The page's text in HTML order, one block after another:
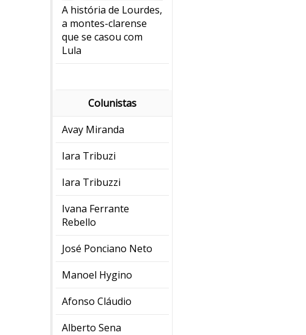
A história de Lourdes,
a montes-clarense
que se casou com
Lula
Colunistas
Avay Miranda
Iara Tribuzi
Iara Tribuzzi
Ivana Ferrante
Rebello
José Ponciano Neto
Manoel Hygino
Afonso Cláudio
Alberto Sena